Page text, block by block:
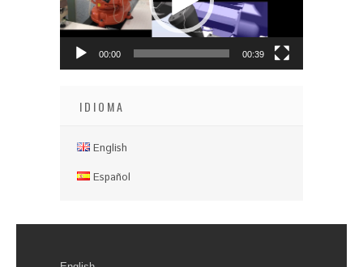
00:00 00:39
IDIOMA
English
Español